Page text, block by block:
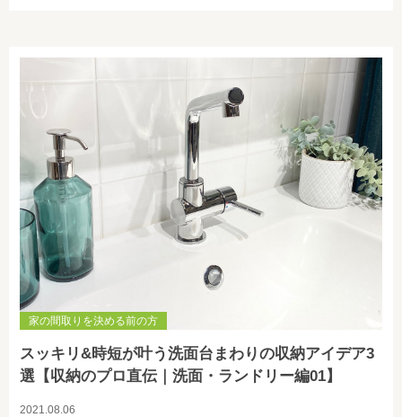
家の間取りを決める前の方
スッキリ&時短が叶う洗面台まわりの収納アイデア3
選【収納のプロ直伝｜洗面・ランドリー編01】
2021.08.06